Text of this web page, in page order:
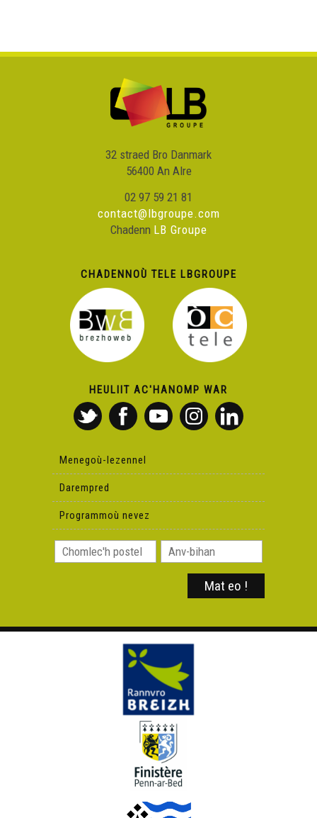
32 straed Bro Danmark
56400 An Alre
02 97 59 21 81
contact@lbgroupe.com
Chadenn LB Groupe
CHADENNOÙ TELE LBGROUPE
HEULIIT AC'HANOMP WAR
Menegoù-lezennel
Darempred
Programmoù nevez